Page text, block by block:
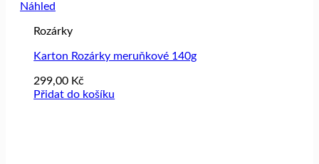
Náhled
Rozárky
Karton Rozárky meruňkové 140g
299,00 Kč
Přidat do košíku